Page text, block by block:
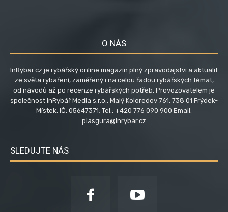
O NÁS
InRybar.cz je rybářský online magazín plný zpravodajství a aktualit
ze světa rybaření, zaměřený i na celou řadou rybářských témat,
od návodů až po recenze rybářských potřeb. Provozovatelem je
společnost InRybář Media s.r.o., Malý Koloredov 761, 738 01 Frýdek-
Místek, IČ: 05647371; Tel.: +420 776 090 900 Email:
plasgura@inrybar.cz
SLEDUJTE NÁS